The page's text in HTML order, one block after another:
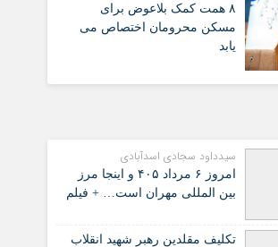
۸ همت کمک بلاعوض برای
مسکن محرومان اختصاص می
یابد
سیدداود سجادی اسدآبادی
امروز ۶ مرداد ۴۰۵ و اینجا مرز
بین المللی مهران است… + فیلم
تکلیف مقلدین رهبر شهید انقلاب